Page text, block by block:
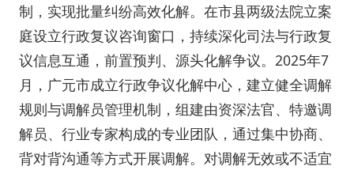
制，实现批量纠纷高效化解。在市县两级法院立案
庭设立行政复议咨询窗口，持续深化司法与行政复
议信息互通，前置预判、源头化解争议。2025年7
月，广元市成立行政争议化解中心，建立健全调解
规则与调解员管理机制，组建由资深法官、特邀调
解员、行业专家构成的专业团队，通过集中协商、
背对背沟通等方式开展调解。对调解无效或不适宜